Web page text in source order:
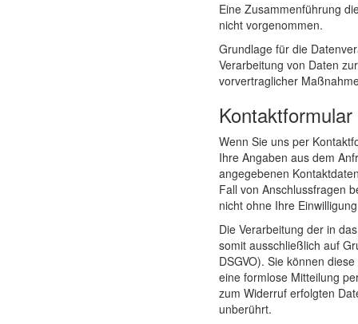
Eine Zusammenführung
nicht vorgenommen.
Grundlage für die
Verarbeitung von Daten
vorvertraglicher
Kontaktformular
Wenn Sie uns per
Ihre Angaben aus dem
angegebenen
Fall von Anschlussfragen
nicht ohne Ihre
Die Verarbeitung der in
somit ausschließlich auf
DSGVO). Sie können
eine formlose Mitteilung
zum Widerruf erfolgten
unberührt.